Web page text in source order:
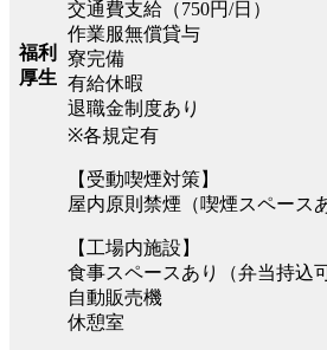
福利
厚生
交通費支給（750円/日）
作業服無償貸与
寮完備
有給休暇
退職金制度あり
※各規定有
【受動喫煙対策】
屋内原則禁煙（喫煙スペース
【工場内施設】
食事スペースあり（弁当持込
自動販売機
休憩室